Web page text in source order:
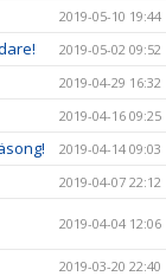
2019-05-10 19:44
2019-05-02 09:52
2019-04-29 16:32
2019-04-16 09:25
2019-04-14 09:03
2019-04-07 22:12
2019-04-04 12:06
2019-03-20 22:40